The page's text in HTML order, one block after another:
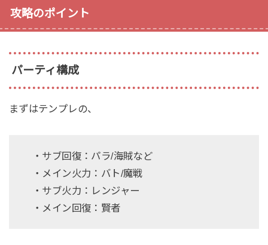
攻略のポイント
パーティ構成
まずはテンプレの、
・サブ回復：パラ/海賊など
・メイン火力：バト/魔戦
・サブ火力：レンジャー
・メイン回復：賢者